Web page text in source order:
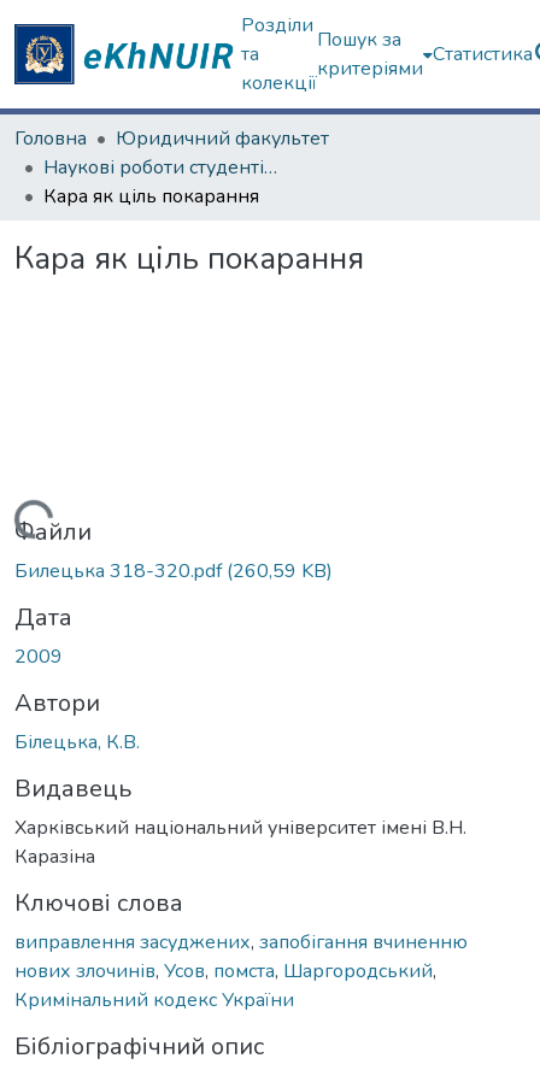
Розділи
та
колекції
Пошук за
критеріями
Статистика
Головна
Юридичний факультет
Наукові роботи студентів та аспірантів. Юридичний факультет
Кара як ціль покарання
Кара як ціль покарання
Вантажиться...
Файли
Билецька 318-320.pdf(260,59 KB)
Дата
2009
Автори
Білецька, К.В.
Видавець
Харківський національний університет імені В.Н.
Каразіна
Ключові слова
виправлення засуджених, запобігання вчиненню
нових злочинів, Усов, помста, Шаргородський,
Кримінальний кодекс України
Бібліографічний опис